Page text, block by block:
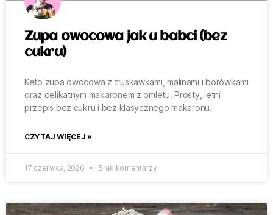
Zupa owocowa jak u babci (bez
cukru)
Keto zupa owocowa z truskawkami, malinami i borówkami
oraz delikatnym makaronem z omletu. Prosty, letni
przepis bez cukru i bez klasycznego makaronu.
CZYTAJ WIĘCEJ »
17 czerwca, 2026 Brak komentarzy